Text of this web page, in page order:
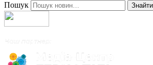
Пошук Знайти